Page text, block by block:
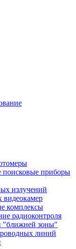
приборы
излучений
комплексы
радиоконтроля
"ближней зоны"
линий